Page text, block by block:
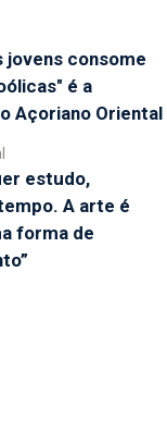
jovens consome
é a
Açoriano Oriental
estudo,
A arte é
forma de